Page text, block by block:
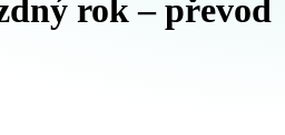
rok – převod